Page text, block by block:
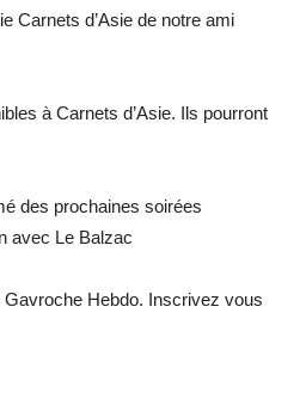
Carnets d’Asie de notre ami
à Carnets d’Asie. Ils pourront
des prochaines soirées
avec Le Balzac
Hebdo. Inscrivez vous